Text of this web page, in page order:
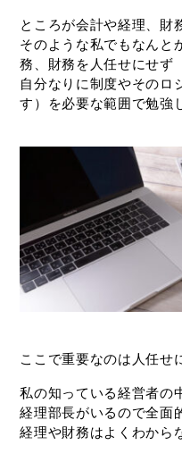
ところが会計や経理、財
そのような私でもなんと
務、財務を人任せにせず
自分なりに制度やそのロ
す）を必要な範囲で勉強
ここで重要なのは人任せ
私の知っている経営者の
経理部長がいるので全面
経理や財務はよくわから